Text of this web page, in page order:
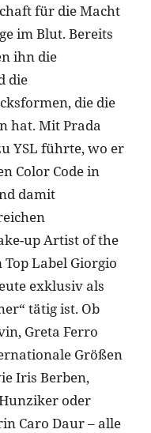
für die Macht
im Blut. Bereits
ihn die
die
die die
hat. Mit Prada
YSL führte, wo er
Color Code in
damit
up Artist of the
Label Giorgio
exklusiv als
tätig ist. Ob
Greta Ferro
Größen
Iris Berben,
oder
Caro Daur – alle